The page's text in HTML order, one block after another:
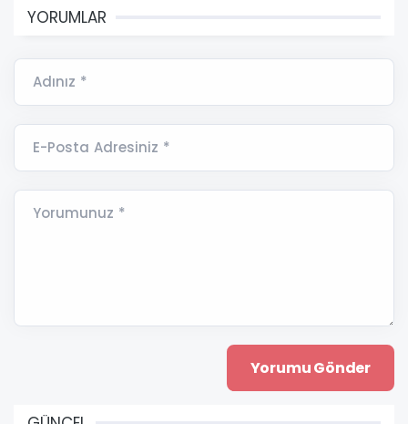
YORUMLAR
Adınız *
E-Posta Adresiniz *
Yorumunuz *